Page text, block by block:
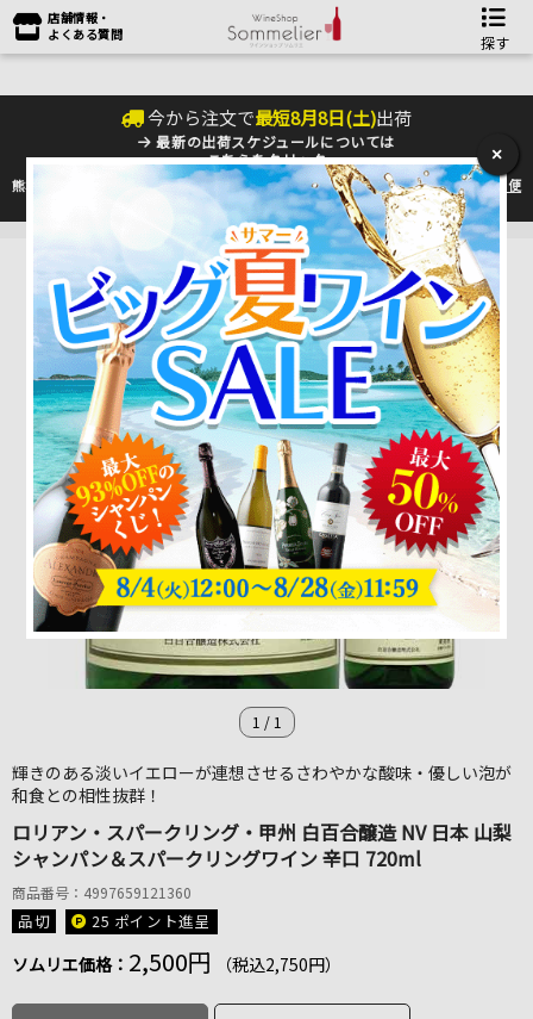
店舗情報・
よくある質問
探す
今から注文で最短8月8日(土)出荷
最新の出荷スケジュールについては
こちらをクリック
熊本地震の影響により九州への配送に遅れが生じております。最新情報は佐川急便
のHP
をご確認下さい。
1 / 1
輝きのある淡いイエローが連想させるさわやかな酸味・優しい泡が
和食との相性抜群！
ロリアン・スパークリング・甲州 白百合醸造 NV 日本 山梨
シャンパン＆スパークリングワイン 辛口 720ml
商品番号：4997659121360
品切 25 ポイント進呈
ソムリエ価格： 2,500円 （税込2,750円）
×